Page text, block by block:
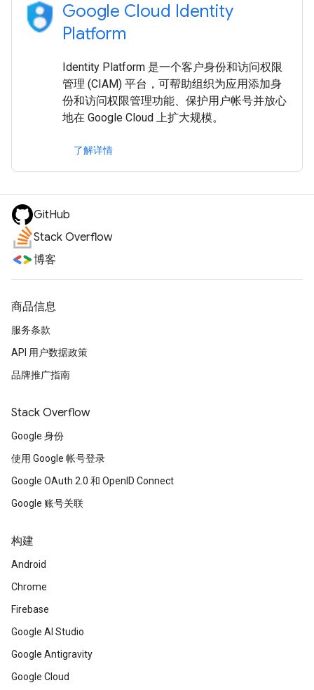
Google Cloud Identity
Platform
Identity Platform 是一个客户身份和访问权限
管理 (CIAM) 平台，可帮助组织为应用添加身
份和访问权限管理功能、保护用户帐号并放心
地在 Google Cloud 上扩大规模。
了解详情
GitHub
Stack Overflow
博客
商品信息
服务条款
API 用户数据政策
品牌推广指南
Stack Overflow
Google 身份
使用 Google 帐号登录
Google OAuth 2.0 和 OpenID Connect
Google 账号关联
构建
Android
Chrome
Firebase
Google AI Studio
Google Antigravity
Google Cloud